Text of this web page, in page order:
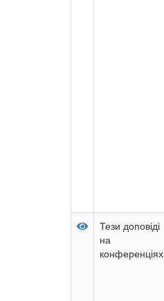
Тези доповіді
на
конференціях